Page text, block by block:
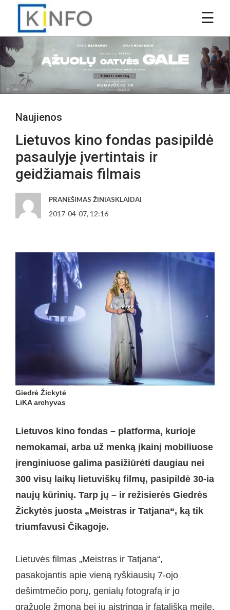
Naujienos
Lietuvos kino fondas pasipildė
pasaulyje įvertintais ir
geidžiamais filmais
PRANEŠIMAS ŽINIASKLAIDAI
2017-04-07, 12:16
Giedrė Žickytė
LiKA archyvas
Lietuvos kino fondas – platforma, kurioje
nemokamai, arba už menką įkainį mobiliuose
įrenginiuose galima pasižiūrėti daugiau nei
300 visų laikų lietuviškų filmų, pasipildė 30-ia
naujų kūrinių. Tarp jų – ir režisierės Giedrės
Žickytės juosta „Meistras ir Tatjana“, ką tik
triumfavusi Čikagoje.
Lietuvės filmas „Meistras ir Tatjana“,
pasakojantis apie vieną ryškiausių 7-ojo
dešimtmečio porų, genialų fotografą ir jo
gražuolę žmoną bei jų aistringą ir fatališką meilę,